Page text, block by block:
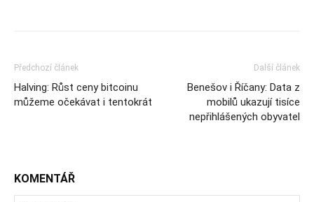
Předchozí článek
Halving: Růst ceny bitcoinu
můžeme očekávat i tentokrát
Další článek
Benešov i Říčany: Data z
mobilů ukazují tisíce
nepřihlášených obyvatel
KOMENTÁŘ